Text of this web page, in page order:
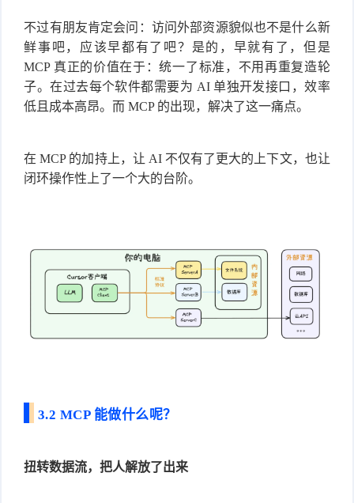
不过有朋友肯定会问：访问外部资源貌似也不是什么新
鲜事吧，应该早都有了吧？是的，早就有了，但是
MCP 真正的价值在于：统一了标准，不用再重复造轮
子。在过去每个软件都需要为 AI 单独开发接口 ，效率
低且成本高昂。而 MCP 的出现，解决了这一痛点。
在 MCP 的加持上，让 AI 不仅有了更大的上下文，也让
闭环操作性上了一个大的台阶。
3.2 MCP 能做什么呢？
扭转数据流，把人解放了出来